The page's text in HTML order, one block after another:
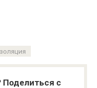
Поделиться с